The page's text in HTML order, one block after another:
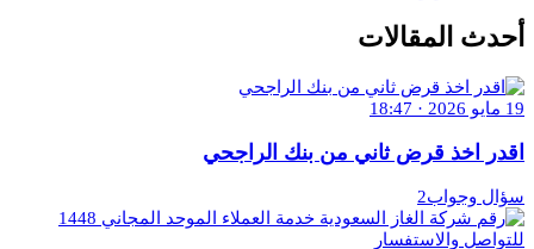
أحدث المقالات
19 مايو 2026 · 18:47
اقدر اخذ قرض ثاني من بنك الراجحي
سؤال وجواب2